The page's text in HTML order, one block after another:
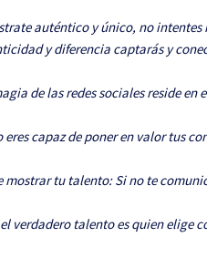
auténtico y único, no
y diferencia captarás y
de las redes sociales reside en
eres capaz de poner en valor tus
mostrar tu talento: Si no te
el verdadero talento es quien elige